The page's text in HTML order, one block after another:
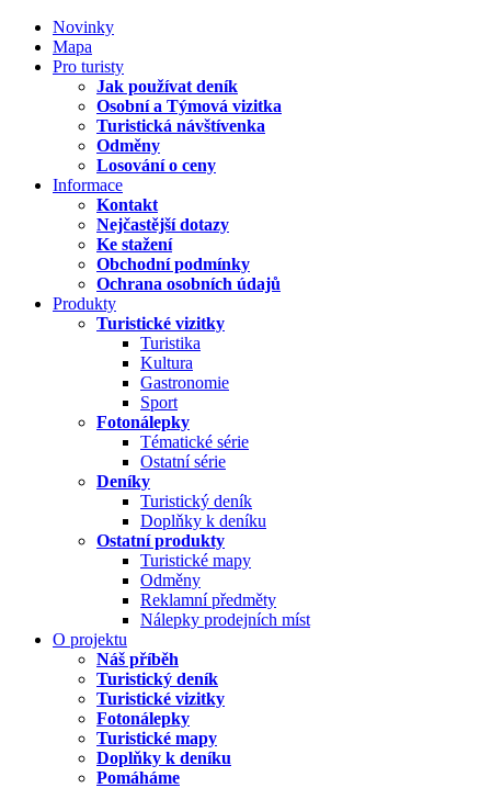
Novinky
Mapa
Pro turisty
Jak používat deník
Osobní a Týmová vizitka
Turistická návštívenka
Odměny
Losování o ceny
Informace
Kontakt
Nejčastější dotazy
Ke stažení
Obchodní podmínky
Ochrana osobních údajů
Produkty
Turistické vizitky
Turistika
Kultura
Gastronomie
Sport
Fotonálepky
Tématické série
Ostatní série
Deníky
Turistický deník
Doplňky k deníku
Ostatní produkty
Turistické mapy
Odměny
Reklamní předměty
Nálepky prodejních míst
O projektu
Náš příběh
Turistický deník
Turistické vizitky
Fotonálepky
Turistické mapy
Doplňky k deníku
Pomáháme